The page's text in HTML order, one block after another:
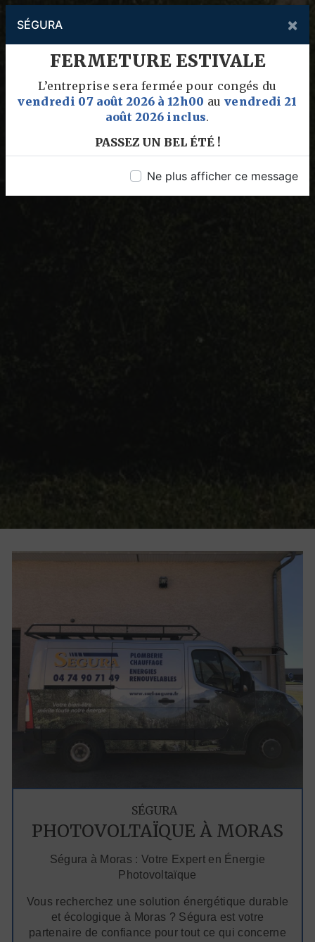
SÉGURA ×
FERMETURE ESTIVALE
L’entreprise sera fermée pour congés du
vendredi 07 août 2026 à 12h00 auvendredi 21
août 2026 inclus.
PASSEZ UN BEL ÉTÉ !
Ne plus afficher ce message
SÉGURA
PHOTOVOLTAÏQUE À MORAS
Ségura à Moras : Votre Expert en Énergie
Photovoltaïque
Vous recherchez une solution énergétique durable
et écologique à Moras ? Ségura est votre
partenaire de confiance pour tout ce qui concerne